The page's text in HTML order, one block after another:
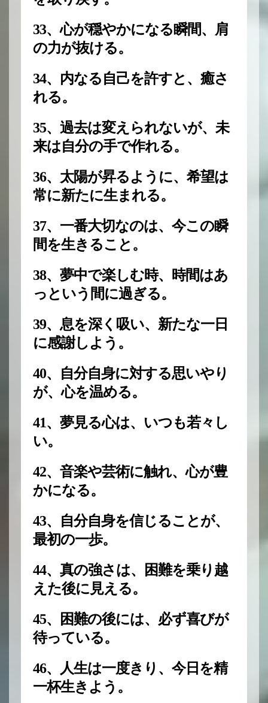
33、心が穏やかになる瞬間、肩
の力が抜ける。
34、内なる自己を許すと、癒さ
れる。
35、過去は変えられないが、未
来は自分の手で作れる。
36、太陽が昇るように、希望は
常に新たに生まれる。
37、一番大切なのは、今この瞬
間を生きること。
38、夢中で楽しむ時、時間はあ
っという間に過ぎる。
39、息を深く吸い、新たな一日
に感謝しよう。
40、自分自身に対する思いやり
が、心を温める。
41、夢見る心は、いつも若々し
い。
42、音楽や芸術に触れ、心が豊
かになる。
43、自分自身を信じることが、
最初の一歩。
44、真の強さは、困難を乗り越
えた後に見える。
45、困難の後には、必ず喜びが
待っている。
46、人生は一度きり、今日を精
一杯生きよう。